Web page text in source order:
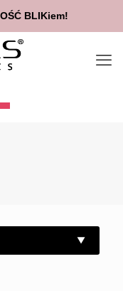
BLIKiem!